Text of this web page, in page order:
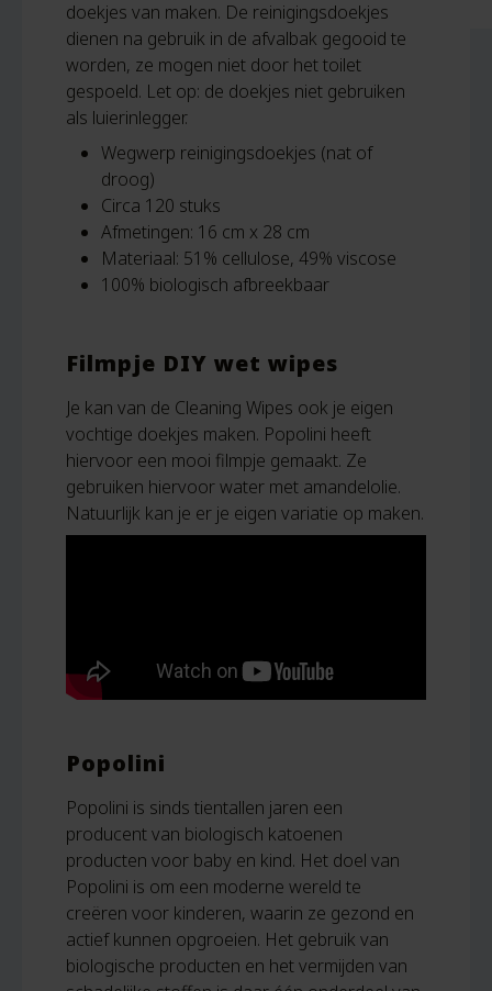
doekjes van maken. De reinigingsdoekjes
dienen na gebruik in de afvalbak gegooid te
worden, ze mogen niet door het toilet
gespoeld. Let op: de doekjes niet gebruiken
als luierinlegger.
Wegwerp reinigingsdoekjes (nat of
droog)
Circa 120 stuks
Afmetingen: 16 cm x 28 cm
Materiaal: 51% cellulose, 49% viscose
100% biologisch afbreekbaar
Filmpje DIY wet wipes
Je kan van de Cleaning Wipes ook je eigen
vochtige doekjes maken. Popolini heeft
hiervoor een mooi filmpje gemaakt. Ze
gebruiken hiervoor water met amandelolie.
Natuurlijk kan je er je eigen variatie op maken.
Popolini
Popolini is sinds tientallen jaren een
producent van biologisch katoenen
producten voor baby en kind. Het doel van
Popolini is om een moderne wereld te
creëren voor kinderen, waarin ze gezond en
actief kunnen opgroeien. Het gebruik van
biologische producten en het vermijden van